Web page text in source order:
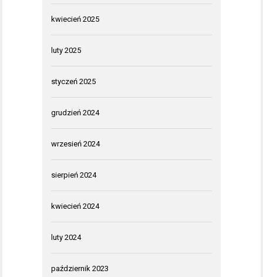
kwiecień 2025
luty 2025
styczeń 2025
grudzień 2024
wrzesień 2024
sierpień 2024
kwiecień 2024
luty 2024
październik 2023